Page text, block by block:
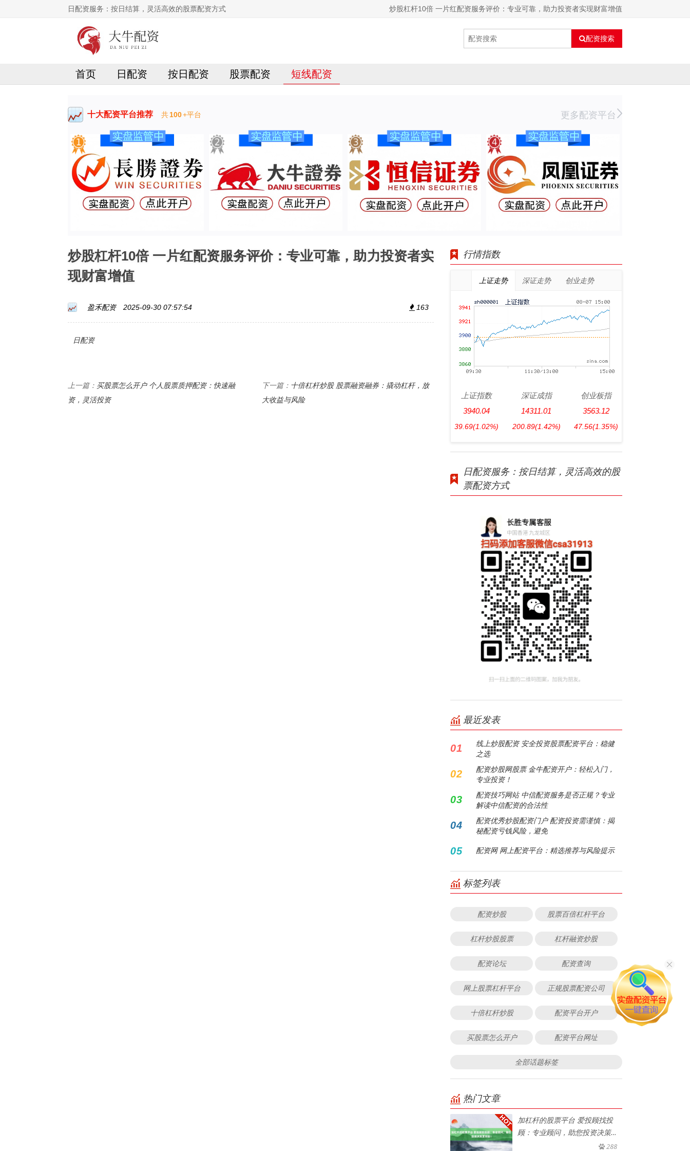
日配资服务：按日结算，灵活高效的股票配资方式 炒股杠杆10倍 一片红配资服务评价：专业可靠，助力投资者实现财富增值
配资搜索
首页 日配资 按日配资 股票配资 短线配资
十大配资平台推荐 共100+平台 更多配资平台
炒股杠杆10倍 一片红配资服务评价：专业可靠，助力投资者实
现财富增值
盈禾配资 2025-09-30 07:57:54 163
日配资
上一篇： 买股票怎么开户 个人股票质押配资：快速融
资，灵活投资
下一篇： 十倍杠杆炒股 股票融资融券：撬动杠杆，放
大收益与风险
行情指数
上证走势 深证走势 创业走势
上证指数
3940.04
39.69(1.02%)
深证成指
14311.01
200.89(1.42%)
创业板指
3563.12
47.56(1.35%)
日配资服务：按日结算，灵活高效的股
票配资方式
最近发表
01
线上炒股配资 安全投资股票配资平台：稳健
之选
02
配资炒股网股票 金牛配资开户：轻松入门，
专业投资！
03
配资技巧网站 中信配资服务是否正规？专业
解读中信配资的合法性
04
配资优秀炒股配资门户 配资投资需谨慎：揭
秘配资亏钱风险，避免
05 配资网 网上配资平台：精选推荐与风险提示
标签列表
配资炒股 股票百倍杠杆平台
杠杆炒股股票 杠杆融资炒股
配资论坛 配资查询
网上股票杠杆平台 正规股票配资公司
十倍杠杆炒股 配资平台开户
买股票怎么开户 配资平台网址
全部话题标签
热门文章
加杠杆的股票平台 爱投顾找投
顾：专业顾问，助您投资决策更
288